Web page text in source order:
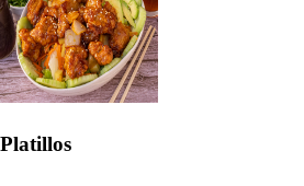
Platillos